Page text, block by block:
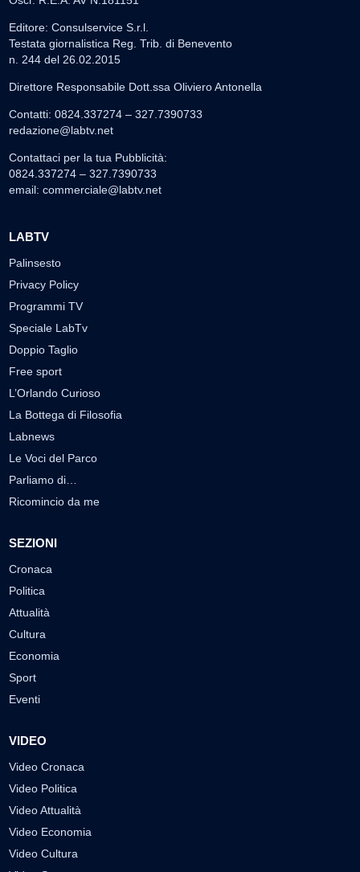
Editore: Consulservice S.r.l.
Testata giornalistica Reg. Trib. di Benevento
n. 244 del 26.02.2015
Direttore Responsabile Dott.ssa Oliviero Antonella
Contatti: 0824.337274 – 327.7390733
redazione@labtv.net
Contattaci per la tua Pubblicità:
0824.337274 – 327.7390733
email: commerciale@labtv.net
LABTV
Palinsesto
Privacy Policy
Programmi TV
Speciale LabTv
Doppio Taglio
Free sport
L’Orlando Curioso
La Bottega di Filosofia
Labnews
Le Voci del Parco
Parliamo di…
Ricomincio da me
SEZIONI
Cronaca
Politica
Attualità
Cultura
Economia
Sport
Eventi
VIDEO
Video Cronaca
Video Politica
Video Attualità
Video Economia
Video Cultura